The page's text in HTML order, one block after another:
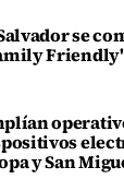
se
y San